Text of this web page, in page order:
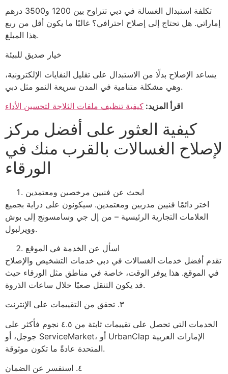
تكلفة استبدال الغسالة في دبي تتراوح بين 1200 و3500 درهم
إماراتي. هل تحتاج إلى إصلاح احترافي؟ غالبًا ما يكون أقل من ربع
هذا المبلغ.
خيار صديق للبيئة
يساعد الإصلاح بدلًا من الاستبدال على تقليل النفايات الإلكترونية،
وهي مشكلة متنامية في المدن سريعة النمو مثل دبي.
اقرأ المزيد: كيفية تنظيف ملفات الثلاجة لتحسين الأداء
كيفية العثور على أفضل مركز
لإصلاح الغسالات بالقرب منك في
الورقاء
ابحث عن فنيين مرخصين ومعتمدين
اختر دائمًا فنيين مدربين ومعتمدين. سيكونون على دراية بجميع
العلامات التجارية الرئيسية – من إل جي وسامسونج إلى بوش
وويرلبول.
اسأل عن الخدمة في الموقع
تقدم أفضل خدمات الغسالات في دبي خدمات التشخيص والإصلاح
في الموقع. هذا يوفر الوقت، خاصة في مناطق مثل الورقاء حيث
قد يكون التنقل صعبًا خلال ساعات الذروة.
٣. تحقق من التقييمات على الإنترنت
الخدمات التي تحصل على تقييمات ثابتة من ٤.٥ نجوم فأكثر على
جوجل، أو ServiceMarket، أو UrbanClap الإمارات العربية
المتحدة عادةً ما تكون موثوقة.
٤. استفسر عن الضمان